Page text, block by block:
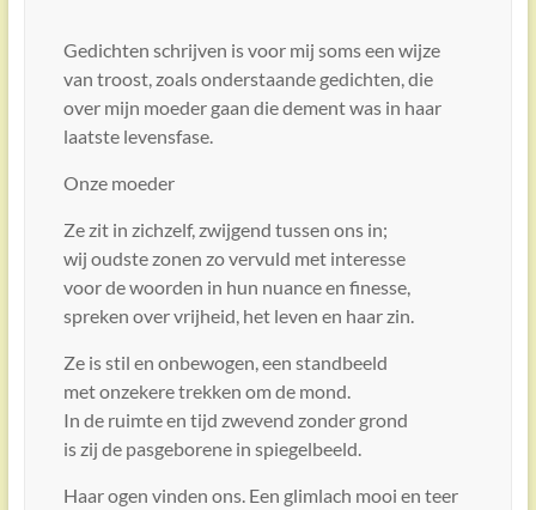
Gedichten schrijven is voor mij soms een wijze
van troost, zoals onderstaande gedichten, die
over mijn moeder gaan die dement was in haar
laatste levensfase.
Onze moeder
Ze zit in zichzelf, zwijgend tussen ons in;
wij oudste zonen zo vervuld met interesse
voor de woorden in hun nuance en finesse,
spreken over vrijheid, het leven en haar zin.
Ze is stil en onbewogen, een standbeeld
met onzekere trekken om de mond.
In de ruimte en tijd zwevend zonder grond
is zij de pasgeborene in spiegelbeeld.
Haar ogen vinden ons. Een glimlach mooi en teer